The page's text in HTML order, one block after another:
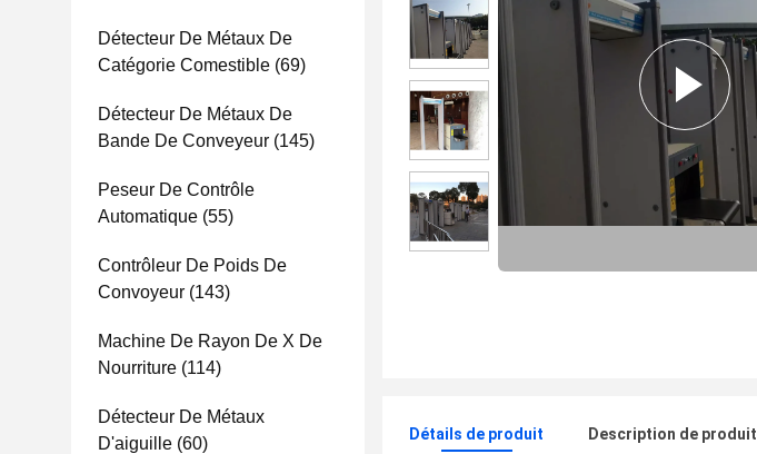
Détecteur De Métaux De
Catégorie Comestible (69)
Détecteur De Métaux De
Bande De Conveyeur (145)
Peseur De Contrôle
Automatique (55)
Contrôleur De Poids De
Convoyeur (143)
Machine De Rayon De X De
Nourriture (114)
Détecteur De Métaux
D'aiguille (60) Détails de produit Description de produit